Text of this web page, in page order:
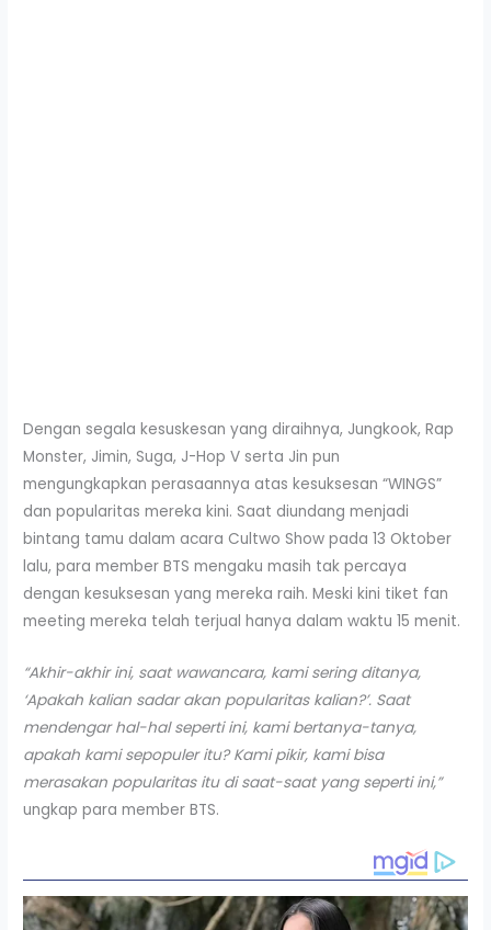
Dengan segala kesuskesan yang diraihnya, Jungkook, Rap
Monster, Jimin, Suga, J-Hop V serta Jin pun
mengungkapkan perasaannya atas kesuksesan “WINGS”
dan popularitas mereka kini. Saat diundang menjadi
bintang tamu dalam acara Cultwo Show pada 13 Oktober
lalu, para member BTS mengaku masih tak percaya
dengan kesuksesan yang mereka raih. Meski kini tiket fan
meeting mereka telah terjual hanya dalam waktu 15 menit.
“Akhir-akhir ini, saat wawancara, kami sering ditanya,
‘Apakah kalian sadar akan popularitas kalian?’. Saat
mendengar hal-hal seperti ini, kami bertanya-tanya,
apakah kami sepopuler itu? Kami pikir, kami bisa
merasakan popularitas itu di saat-saat yang seperti ini,”
ungkap para member BTS.